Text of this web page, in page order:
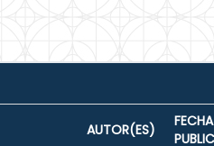
AUTOR(ES)